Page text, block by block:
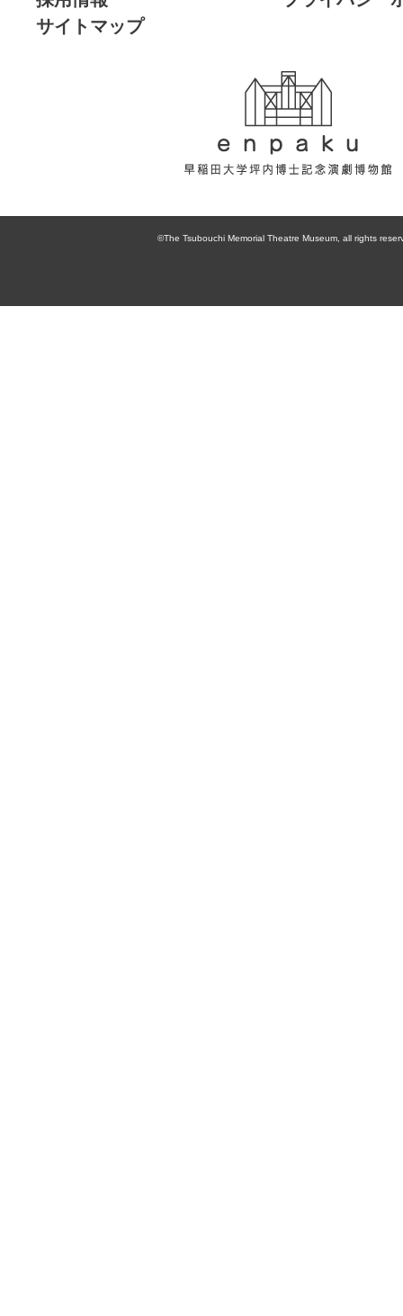
サイトマップ
大学坪内博士記
念演劇博物館
©The Tsubouchi Memorial Theatre Museum, all rights